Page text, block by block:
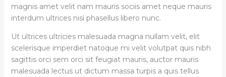
magnis amet velit nam mauris sociis amet neque mauris
interdum ultrices nisi phasellus libero nunc.
Ut ultrices ultricies malesuada magna nullam velit, elit
scelerisque imperdiet natoque mi velit volutpat quis nibh
sagittis orci sem orci sit feugiat mauris, auctor mauris
malesuada lectus ut dictum massa turpis a quis tellus